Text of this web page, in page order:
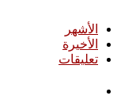
الأشهر
الأخيرة
تعليقات